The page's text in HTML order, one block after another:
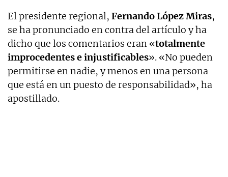
El presidente regional, Fernando López Miras,
se ha pronunciado en contra del artículo y ha
dicho que los comentarios eran «totalmente
improcedentes e injustificables». «No pueden
permitirse en nadie, y menos en una persona
que está en un puesto de responsabilidad», ha
apostillado.